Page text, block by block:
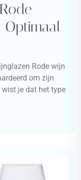
Optimaal
Rode wijn
om zijn
je dat het type